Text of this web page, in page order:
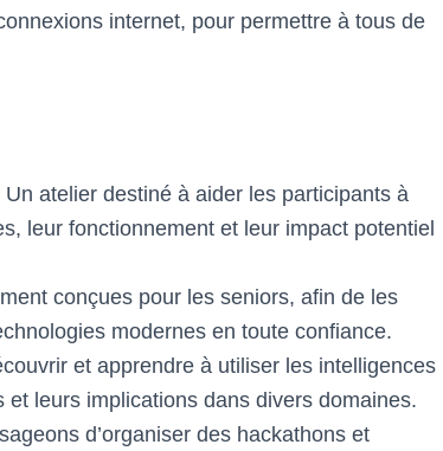
internet, pour permettre à tous de
Un atelier destiné à aider les participants à
leur fonctionnement et leur impact potentiel
conçues pour les seniors, afin de les
modernes en toute confiance.
et apprendre à utiliser les intelligences
leurs implications dans divers domaines.
d’organiser des hackathons et